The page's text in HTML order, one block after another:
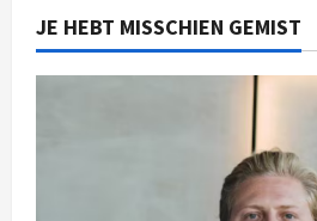
JE HEBT MISSCHIEN GEMIST